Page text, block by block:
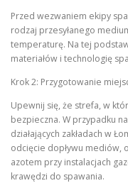
Przed wezwaniem ekipy
rodzaj przesyłanego
temperaturę. Na tej
materiałów i technologię
Krok 2: Przygotowanie
Upewnij się, że strefa, w
bezpieczna. W przypadku
działających zakładach w
odcięcie dopływu mediów,
azotem przy instalacjach
krawędzi do spawania.